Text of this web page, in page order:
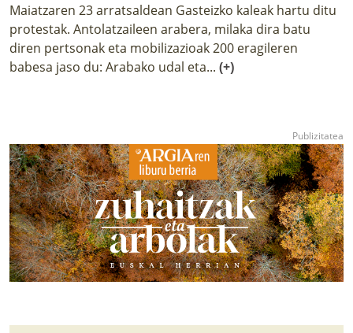
Maiatzaren 23 arratsaldean Gasteizko kaleak hartu ditu
protestak. Antolatzaileen arabera, milaka dira batu
diren pertsonak eta mobilizazioak 200 eragileren
babesa jaso du: Arabako udal eta... (+)